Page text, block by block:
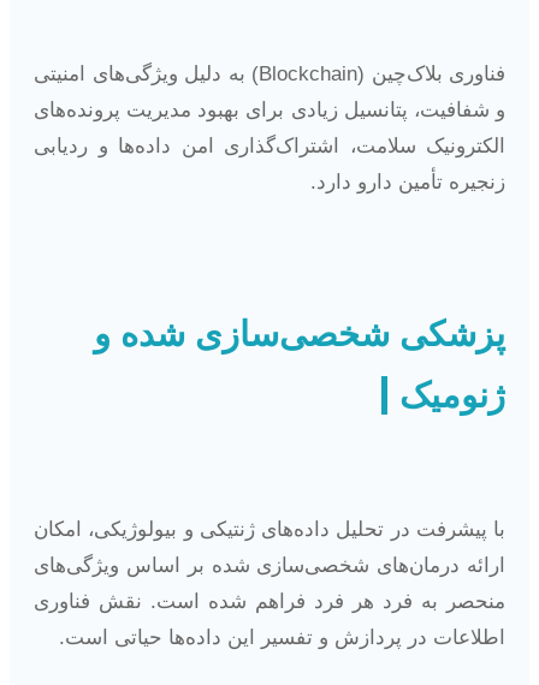
فناوری بلاک‌چین (Blockchain) به دلیل ویژگی‌های امنیتی
و شفافیت، پتانسیل زیادی برای بهبود مدیریت پرونده‌های
الکترونیک سلامت، اشتراک‌گذاری امن داده‌ها و ردیابی
زنجیره تأمین دارو دارد.
پزشکی شخصی‌سازی شده و
ژنومیک
با پیشرفت در تحلیل داده‌های ژنتیکی و بیولوژیکی، امکان
ارائه درمان‌های شخصی‌سازی شده بر اساس ویژگی‌های
منحصر به فرد هر فرد فراهم شده است. نقش فناوری
اطلاعات در پردازش و تفسیر این داده‌ها حیاتی است.